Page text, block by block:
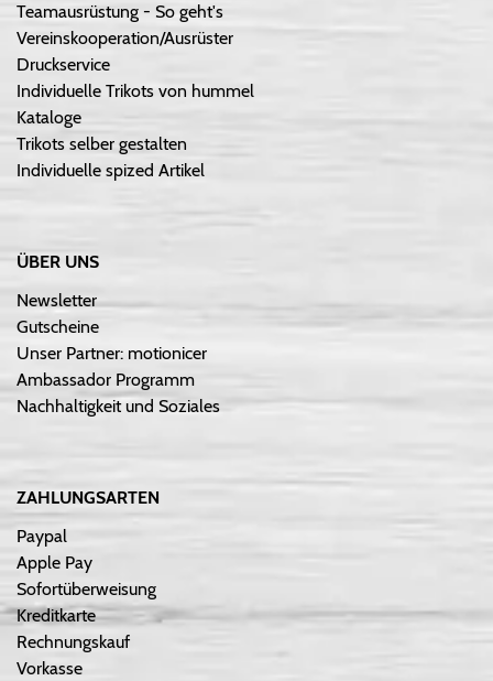
Teamausrüstung - So geht's
Vereinskooperation/Ausrüster
Druckservice
Individuelle Trikots von hummel
Kataloge
Trikots selber gestalten
Individuelle spized Artikel
ÜBER UNS
Newsletter
Gutscheine
Unser Partner: motionicer
Ambassador Programm
Nachhaltigkeit und Soziales
ZAHLUNGSARTEN
Paypal
Apple Pay
Sofortüberweisung
Kreditkarte
Rechnungskauf
Vorkasse